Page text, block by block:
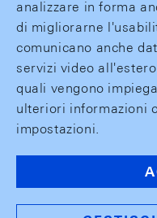
analizzare in forma
di migliorarne
comunicano anche
servizi video
quali vengono
ulteriori informazioni
impostazioni.